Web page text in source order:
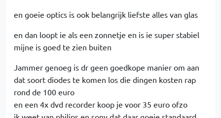
en goeie optics is ook belangrijk liefste alles van glas
en dan loopt ie als een zonnetje en is ie super stabiel
mijne is goed te zien buiten
Jammer genoeg is dr geen goedkope manier om aan
dat soort diodes te komen los die dingen kosten rap
rond de 100 euro
en een 4x dvd recorder koop je voor 35 euro ofzo